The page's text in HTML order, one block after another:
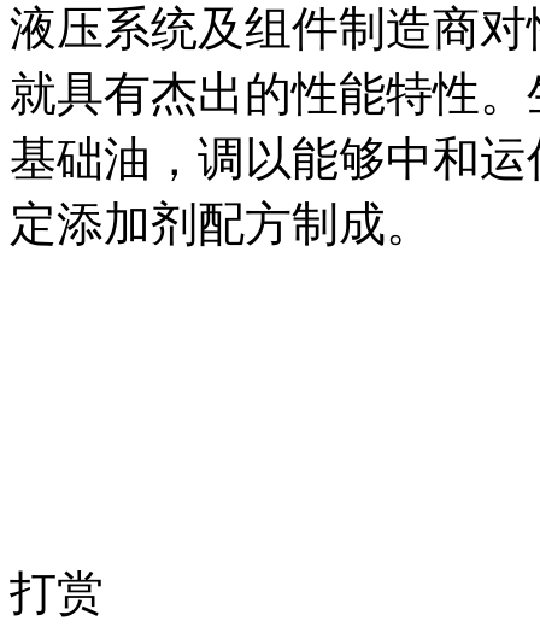
液压系统及组件制造商
就具有杰出的性能特性
基础油，调以能够中和
定添加剂配方制成。
打赏